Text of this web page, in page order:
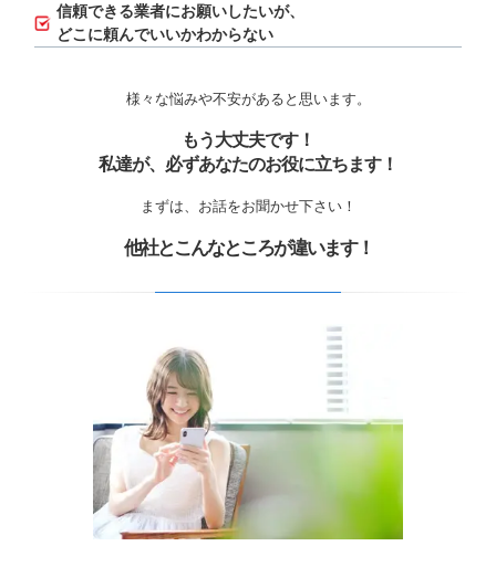
信頼できる業者にお願いしたいが、
どこに頼んでいいかわからない
様々な悩みや不安があると思います。
もう大丈夫です！
私達が、必ずあなたのお役に立ちます！
まずは、お話をお聞かせ下さい！
他社とこんなところが違います！